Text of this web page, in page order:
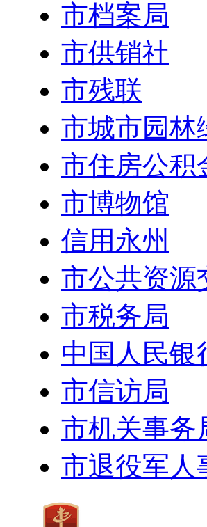
市档案局
市供销社
市残联
市城市园林
市住房公积
市博物馆
信用永州
市公共资源
市税务局
中国人民银
市信访局
市机关事务
市退役军人